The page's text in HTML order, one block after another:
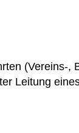
(Vereins-,
Leitung